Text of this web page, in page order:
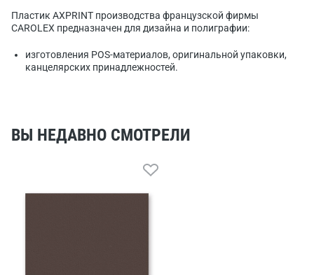
Пластик AXPRINT производства французской фирмы
CAROLEX предназначен для дизайна и полиграфии:
изготовления POS-материалов, оригинальной упаковки,
канцелярских принадлежностей.
ВЫ НЕДАВНО СМОТРЕЛИ